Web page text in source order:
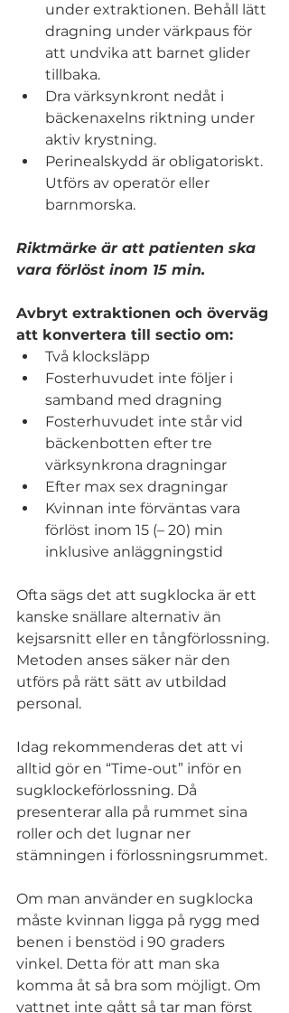
under extraktionen. Behåll lätt
dragning under värkpaus för
att undvika att barnet glider
tillbaka.
Dra värksynkront nedåt i
bäckenaxelns riktning under
aktiv krystning.
Perinealskydd är obligatoriskt.
Utförs av operatör eller
barnmorska.
Riktmärke är att patienten ska
vara förlöst inom 15 min.
Avbryt extraktionen och överväg
att konvertera till sectio om:
Två klocksläpp
Fosterhuvudet inte följer i
samband med dragning
Fosterhuvudet inte står vid
bäckenbotten efter tre
värksynkrona dragningar
Efter max sex dragningar
Kvinnan inte förväntas vara
förlöst inom 15 (– 20) min
inklusive anläggningstid
Ofta sägs det att sugklocka är ett
kanske snällare alternativ än
kejsarsnitt eller en tångförlossning.
Metoden anses säker när den
utförs på rätt sätt av utbildad
personal.
Idag rekommenderas det att vi
alltid gör en “Time-out” inför en
sugklockeförlossning. Då
presenterar alla på rummet sina
roller och det lugnar ner
stämningen i förlossningsrummet.
Om man använder en sugklocka
måste kvinnan ligga på rygg med
benen i benstöd i 90 graders
vinkel. Detta för att man ska
komma åt så bra som möjligt. Om
vattnet inte gått så tar man först